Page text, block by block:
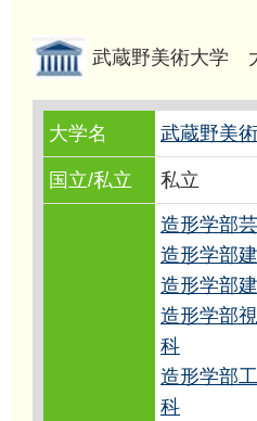
武蔵野美術大学
大学名 武蔵野美
国立/私立 私立
造形学部
造形学部
造形学部
造形学部
科
造形学部
科